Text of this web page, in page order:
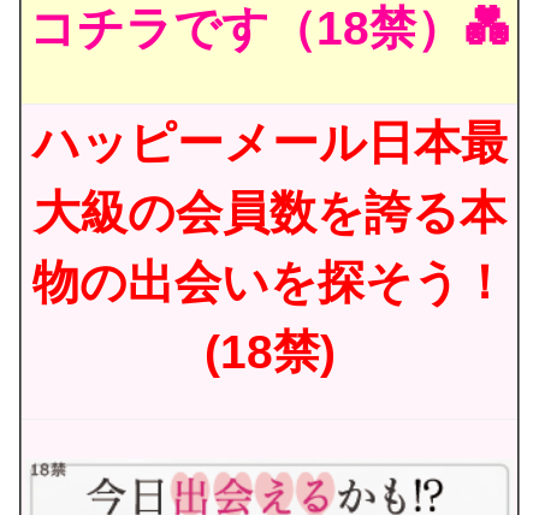
コチラです（18禁）💑
ハッピーメール日本最
大級の会員数を誇る本
物の出会いを探そう！
(18禁)